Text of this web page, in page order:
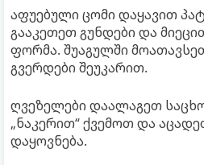
აფუებული ცომი დაყავით
გააკეთეთ გუნდები და
ფორმა. შუაგულში
გვერდები შეუკარით.
ღვეზელები დაალაგეთ
„ნაკერით“ ქვემოთ და
დაყოვნება.